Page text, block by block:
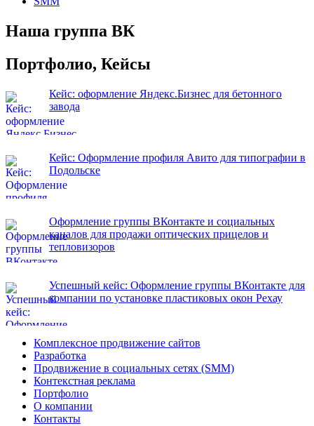
Наша группа ВК
Портфолио, Кейсы
Кейс: оформление Яндекс.Бизнес для бетонного
завода
Кейс: Оформление профиля Авито для типографии в
Подольске
Оформление группы ВКонтакте и социальных
каналов для продажи оптических прицелов и
тепловизоров
Успешный кейс: Оформление группы ВКонтакте для
компании по установке пластиковых окон Рехау
Комплексное продвижение сайтов
Разработка
Продвижение в социальных сетях (SMM)
Контекстная реклама
Портфолио
О компании
Контакты